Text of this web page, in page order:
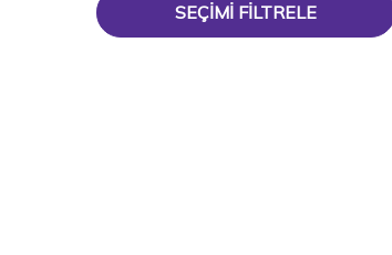
SEÇIMI FILTRELE